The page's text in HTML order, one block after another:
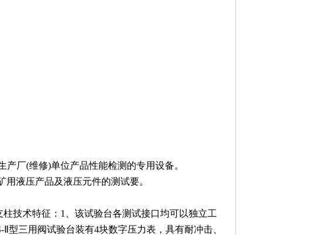
厂(维修)单位产品性能检测的专用设备。
液压产品及液压元件的测试要。
技术特征：1、该试验台各测试接口均可以独立工
三用阀试验台装有4块数字压力表，具有耐冲击、